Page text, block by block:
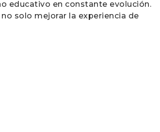
educativo en constante evolución.
solo mejorar la experiencia de